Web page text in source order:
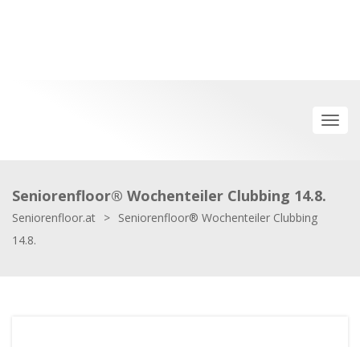
Seniorenfloor® Wochenteiler Clubbing 14.8.
Seniorenfloor.at > Seniorenfloor® Wochenteiler Clubbing
14.8.